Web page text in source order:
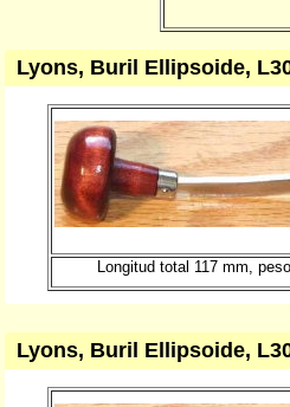
Lyons, Buril Ellipsoide,
Longitud total 117 mm,